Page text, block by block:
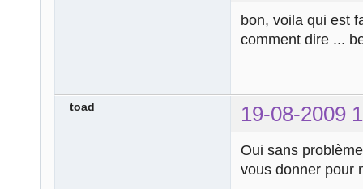
bon, voila qui est
comment dire ...
toad 19-08-2009
Oui sans
vous donner pour